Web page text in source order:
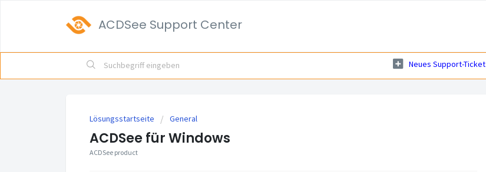
ACDSee Support Center
Neues Support-Ticket
Lösungsstartseite General
ACDSee für Windows
ACDSee product